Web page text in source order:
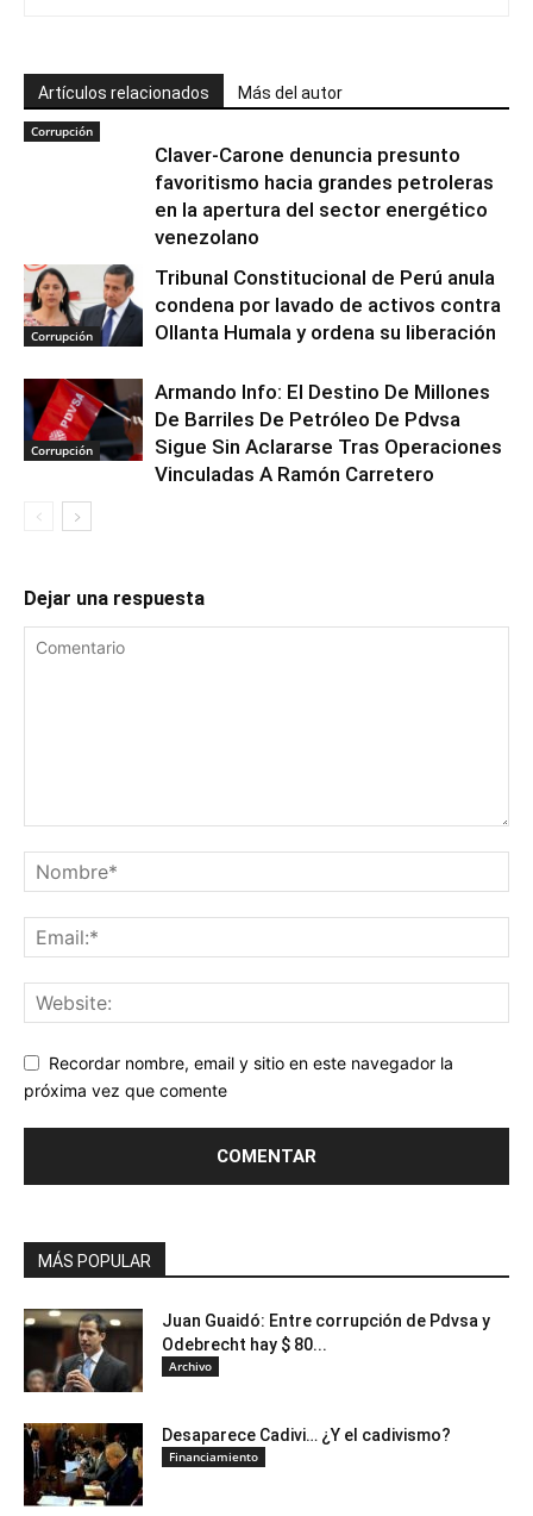
Artículos relacionados Más del autor
Corrupción
Claver-Carone denuncia presunto
favoritismo hacia grandes petroleras
en la apertura del sector energético
venezolano
Corrupción
Tribunal Constitucional de Perú anula
condena por lavado de activos contra
Ollanta Humala y ordena su liberación
Corrupción
Armando Info: El Destino De Millones
De Barriles De Petróleo De Pdvsa
Sigue Sin Aclararse Tras Operaciones
Vinculadas A Ramón Carretero
Dejar una respuesta
Recordar nombre, email y sitio en este navegador la
próxima vez que comente
MÁS POPULAR
Juan Guaidó: Entre corrupción de Pdvsa y
Odebrecht hay $ 80...
Archivo
Desaparece Cadivi… ¿Y el cadivismo?
Financiamiento